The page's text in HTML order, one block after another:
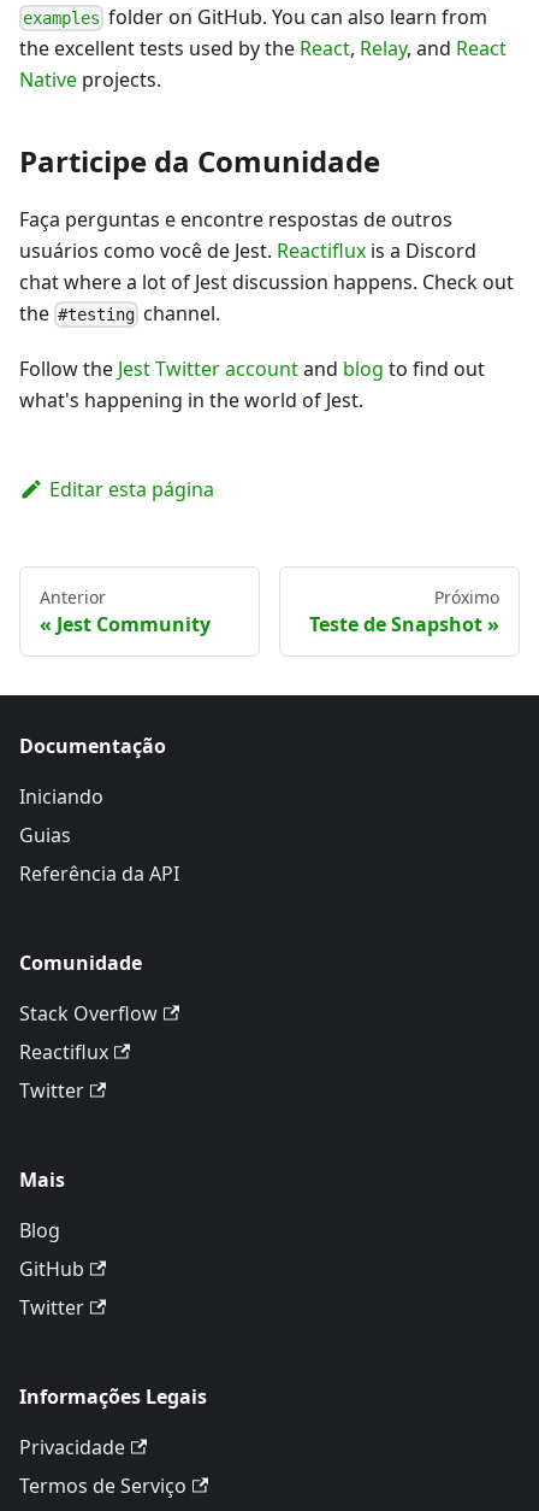
examples folder on GitHub. You can also learn from
the excellent tests used by the React, Relay, and React
Native projects.
Participe da Comunidade
Faça perguntas e encontre respostas de outros
usuários como você de Jest. Reactiflux is a Discord
chat where a lot of Jest discussion happens. Check out
the #testing channel.
Follow the Jest Twitter accountand blog to find out
what's happening in the world of Jest.
Editar esta página
Anterior
Jest Community
Próximo
Teste de Snapshot
Documentação
Iniciando
Guias
Referência da API
Comunidade
Stack Overflow
Reactiflux
Twitter
Mais
Blog
GitHub
Twitter
Informações Legais
Privacidade
Termos de Serviço